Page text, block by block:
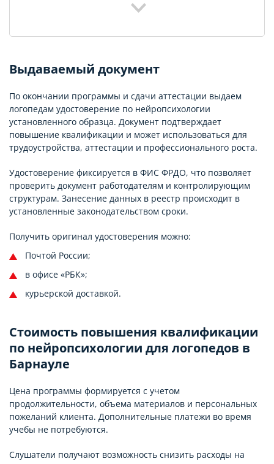
Выдаваемый документ
По окончании программы и сдачи аттестации выдаем
логопедам удостоверение по нейропсихологии
установленного образца. Документ подтверждает
повышение квалификации и может использоваться для
трудоустройства, аттестации и профессионального роста.
Удостоверение фиксируется в ФИС ФРДО, что позволяет
проверить документ работодателям и контролирующим
структурам. Занесение данных в реестр происходит в
установленные законодательством сроки.
Получить оригинал удостоверения можно:
Почтой России;
в офисе «РБК»;
курьерской доставкой.
Стоимость повышения квалификации
по нейропсихологии для логопедов в
Барнауле
Цена программы формируется с учетом
продолжительности, объема материалов и персональных
пожеланий клиента. Дополнительные платежи во время
учебы не потребуются.
Слушатели получают возможность снизить расходы на